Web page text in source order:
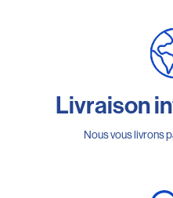
Livraison
Nous vous livrons